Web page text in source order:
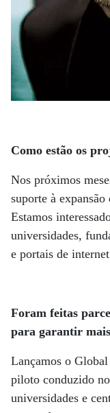
Como estão os
Nos próximos
suporte à
Estamos
universidades,
e portais de
Foram feitas
para garantir
Lançamos o
piloto conduzido
universidades e